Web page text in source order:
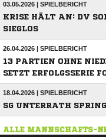
03.05.2026 | SPIELBERICHT
KRISE HÄLT AN: DV
SIEGLOS
26.04.2026 | SPIELBERICHT
13 PARTIEN OHNE
SETZT ERFOLGSSERIE
18.04.2026 | SPIELBERICHT
SG UNTERRATH
ALLE MANNSCHAFTS-